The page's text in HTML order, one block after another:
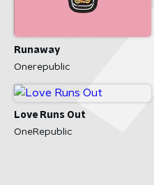
Runaway
Onerepublic
Love Runs Out
OneRepublic